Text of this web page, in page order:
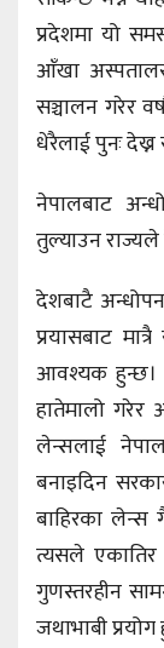
प्रदेशमा यो
आँखा
सञ्चालन गरेर
धेरैलाई पुनः
नेपालबाट
तुल्याउन
देशबाटै
प्रयासबाट
आवश्यक हुन्छ।
हातेमालो गरेर
लेन्सलाई
बनाइदिन
बाहिरका
त्यसले एकातिर
गुणस्तरहीन
जथाभाबी